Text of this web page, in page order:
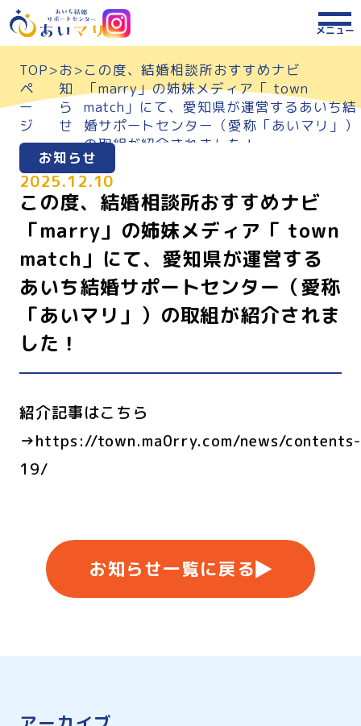
メニュー
TOP
ペ
ー
ジ
>お
知
ら
せ
>この度、結婚相談所おすすめナビ
「marry」の姉妹メディア「 town
match」にて、愛知県が運営するあいち結
婚サポートセンター（愛称「あいマリ」）
の取組が紹介されました！
お知らせ
2025.12.10
この度、結婚相談所おすすめナビ
「marry」の姉妹メディア「 town
match」にて、愛知県が運営する
あいち結婚サポートセンター（愛称
「あいマリ」）の取組が紹介されま
した！
紹介記事はこちら
→https://town.ma0rry.com/news/contents-
19/
お知らせ一覧に戻る